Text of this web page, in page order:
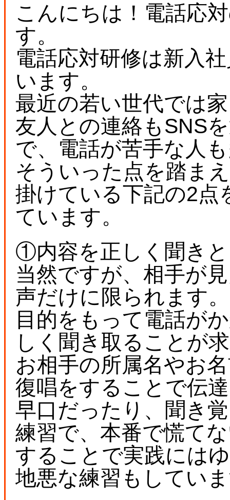
こんにちは！電話応
す。
電話応対研修は新入
います。
最近の若い世代では
友人との連絡もSNS
で、電話が苦手な人
そういった点を踏ま
掛けている下記の2点
ています。
①内容を正しく聞き
当然ですが、相手が
声だけに限られます。
目的をもって電話が
しく聞き取ることが
お相手の所属名やお
復唱をすることで伝
早口だったり、聞き
練習で、本番で慌て
することで実践には
地悪な練習もしてい